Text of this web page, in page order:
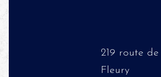
219 route de
Fleury